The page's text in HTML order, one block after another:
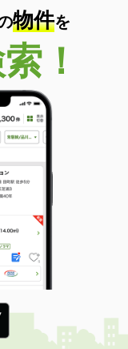
足洗３丁目
匠２丁目
物件を
！